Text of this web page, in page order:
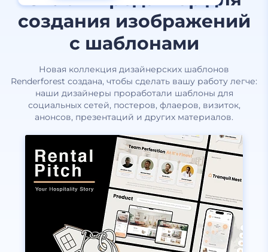
создания изображений
с шаблонами
Новая коллекция дизайнерских шаблонов
Renderforest создана, чтобы сделать вашу работу легче:
наши дизайнеры проработали шаблоны для
социальных сетей, постеров, флаеров, визиток,
анонсов, презентаций и других материалов.